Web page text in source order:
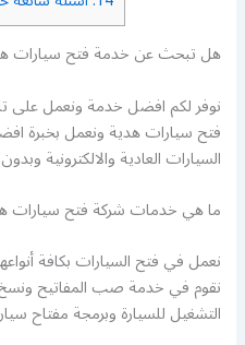
هل تبحث عن خدمة فتح سيارات
نوفر لكم افضل خدمة ونعمل على
فتح سيارات هدية ونعمل بخبرة
السيارات العادية والالكترونية
ما هي خدمات شركة فتح سيارات
نعمل في فتح السيارات بكافة
نقوم في خدمة صب المفاتيح
التشغيل للسيارة وبرمجة مفتاح